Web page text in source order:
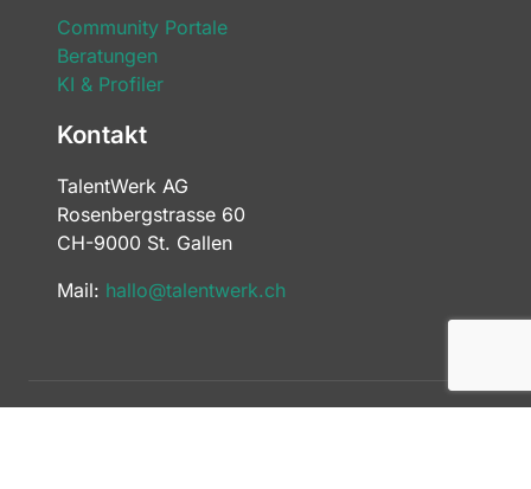
Community Portale
Beratungen
KI & Profiler
Kontakt
TalentWerk AG
Rosenbergstrasse 60
CH-9000 St. Gallen
Mail: hallo@talentwerk.ch